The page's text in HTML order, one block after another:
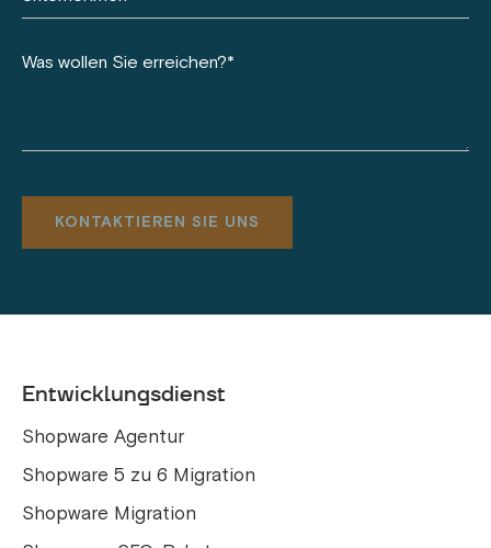
Entwicklungsdienst
Shopware Agentur
Shopware 5 zu 6 Migration
Shopware Migration